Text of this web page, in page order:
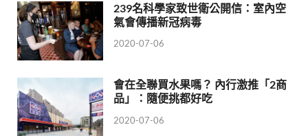
239名科學家致世衛公開信：室內空
氣會傳播新冠病毒
2020-07-06
會在全聯買水果嗎？ 內行激推「2商
品」：隨便挑都好吃
2020-07-06